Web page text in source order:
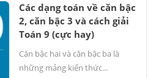
Các dạng toán về căn bậc
2, căn bậc 3 và cách giải
Toán 9 (cực hay)
Căn bậc hai và căn bậc ba là
những mảng kiến thức...